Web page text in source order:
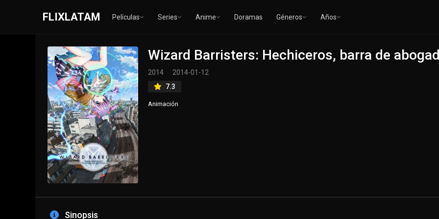
FLIXLATAM Películas Series Anime Doramas Géneros Años
Wizard Barristers: Hechiceros, barra de
2014
2014-01-12
7.3
Animación
Sinopsis